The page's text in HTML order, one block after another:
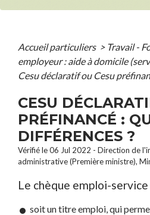
Accueil particuliers > Travail -
employeur : aide à domicile
Cesu déclaratif ou Cesu
CESU
PRÉFINANCÉ :
DIFFÉRENCES ?
Vérifié le 06 Jul 2022 - Direction de
administrative (Première ministre),
Le chèque emploi-
soit un titre emploi, qui